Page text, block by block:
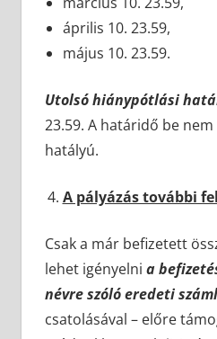
április 10. 23.59,
május 10. 23.59.
Utolsó hiánypótlási
23.59. A határidő be
hatályú.
A pályázás további
Csak a már befizetett
lehet igényelni a
névre szóló eredeti
csatolásával – előre